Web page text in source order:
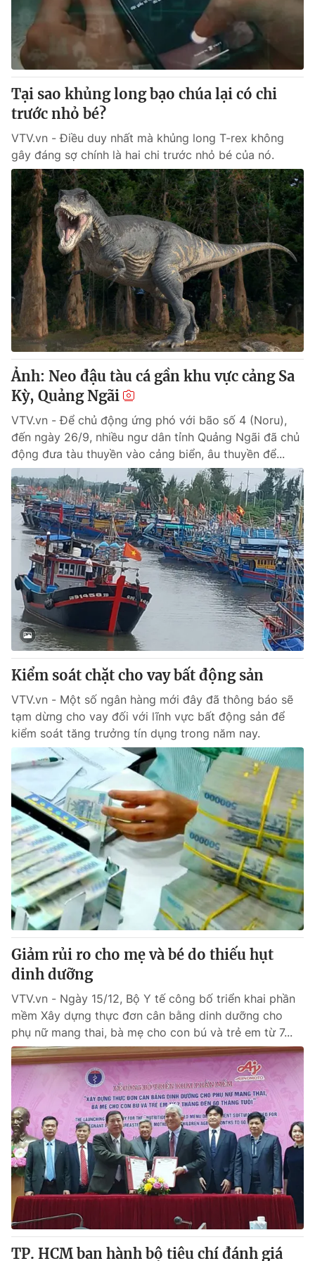
Sản phẩm
Thị trường
Tư vấn
Lịch phát sóng
Chuyên mục khác
Emagazine
Photo Infographic
Video Shorts video
VTV Money VTV Thể thao
VTV Sức khoẻ Bất động sản
Thị trường 24h Tấm lòng Việt
VTV4 Vươn mình bằng AI
VTV9
Liên hệ tòa soạn English
THỜI BÁO VTV
Theo dõi báo trên
Cơ quan chủ quản:Đài Truyền hình Việt Nam
Cơ quan báo chí:
Thời báo VTV
Giấy phép hoạt động báo in và báo điện tử số 483/GP-BTTTT
cấp ngày 29/12/2023
Tổng Biên tập:Vũ Thanh Thủy
Phó Tổng Biên tập: Nguyễn Thị Mỹ Hạnh, Phạm Quốc Thắng,
Nguyễn Trọng Ninh
Tổng đài VTV:024.38 355 931 - 024.38 355 932
Ðiện thoại Thời báo VTV:024.66 897 897
Email:toasoan@vtv.vn
Liên hệ quảng cáo:
024-7300.7108
® Cấm sao chép dưới mọi hình thức nếu không có sự chấp
thuận bằng văn bản. Ghi rõ nguồn VTV.vn khi phát hành lại
thông tin từ website này.
Tại sao khủng long bạo chúa lại có chi
trước nhỏ bé?
VTV.vn - Điều duy nhất mà khủng long T-rex không
gây đáng sợ chính là hai chi trước nhỏ bé của nó.
Ảnh: Neo đậu tàu cá gần khu vực cảng Sa
Kỳ, Quảng Ngãi
VTV.vn - Để chủ động ứng phó với bão số 4 (Noru),
đến ngày 26/9, nhiều ngư dân tỉnh Quảng Ngãi đã chủ
động đưa tàu thuyền vào cảng biển, âu thuyền để...
Kiểm soát chặt cho vay bất động sản
VTV.vn - Một số ngân hàng mới đây đã thông báo sẽ
tạm dừng cho vay đối với lĩnh vực bất động sản để
kiểm soát tăng trưởng tín dụng trong năm nay.
Giảm rủi ro cho mẹ và bé do thiếu hụt
dinh dưỡng
VTV.vn - Ngày 15/12, Bộ Y tế công bố triển khai phần
mềm Xây dựng thực đơn cân bằng dinh dưỡng cho
phụ nữ mang thai, bà mẹ cho con bú và trẻ em từ 7...
TP. HCM ban hành bộ tiêu chí đánh giá